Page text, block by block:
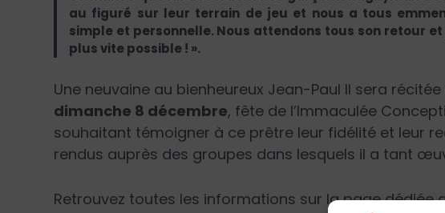
au figuré sur leur terrain de jeu et nous a tous
simple et personnelle. Nous attendons tous son retour
plus vite possible ! ».
Une neuvaine au bienheureux Jean-Paul II sera récitée
dimanche 8 décembre, fête de l’Immaculée
souhaitant témoigner à ce prêtre leur fidélité et leur
rendus auprès des groupes dans lesquels il a tant
Retrouvez toutes les informations sur la page dédiée